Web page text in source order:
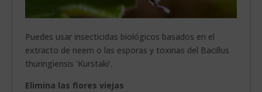
Puedes usar insecticidas biológicos basados en el
extracto de neem o las esporas y toxinas del Bacillus
thuringiensis ‘Kurstaki’.
Elimina las flores viejas